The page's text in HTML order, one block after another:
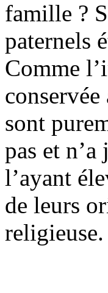
famille ?
paternels
Comme
sont
pas et
l’ayant
de leurs
religieuse.